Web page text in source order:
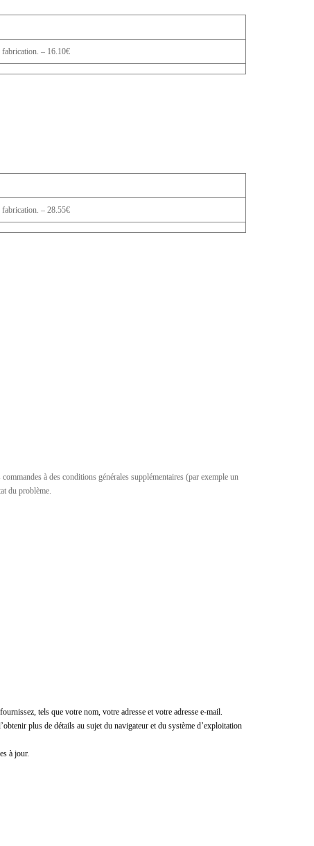
– 16.10€
– 28.55€
à des conditions générales supplémentaires (par exemple un
du problème.
tels que votre nom, votre adresse et votre adresse e-mail.
plus de détails au sujet du navigateur et du système d’exploitation
à jour.